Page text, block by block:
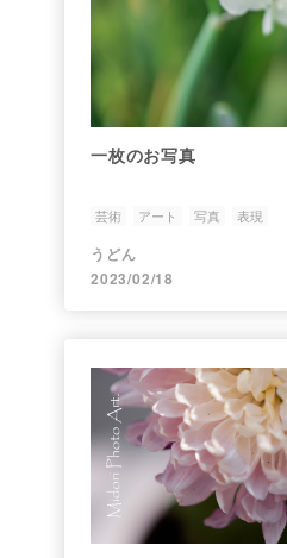
一枚のお写真
芸術 アート 写真 表現
うどん
2023/02/18